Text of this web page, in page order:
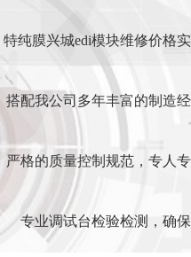
特纯膜兴城edi模块维修价格
搭配我公司多年丰富的制造
严格的质量控制规范，专人
专业调试台检验检测，确